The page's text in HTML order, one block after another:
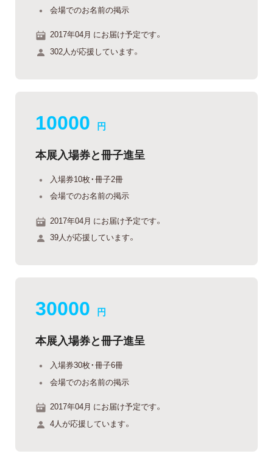
会場でのお名前の掲示
2017年04月 にお届け予定です。
302人が応援しています。
10000 円
本展入場券と冊子進呈
入場券10枚・冊子2冊
会場でのお名前の掲示
2017年04月 にお届け予定です。
39人が応援しています。
30000 円
本展入場券と冊子進呈
入場券30枚・冊子6冊
会場でのお名前の掲示
2017年04月 にお届け予定です。
4人が応援しています。